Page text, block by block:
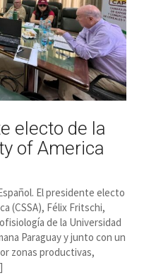
electo de la
of America
El presidente electo
(CSSA), Félix Fritschi,
de la Universidad
Paraguay y junto con un
zonas productivas,